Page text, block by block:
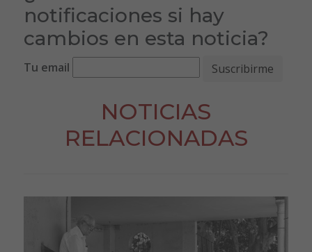
notificaciones si hay
cambios en esta noticia?
Tu email
NOTICIAS
RELACIONADAS